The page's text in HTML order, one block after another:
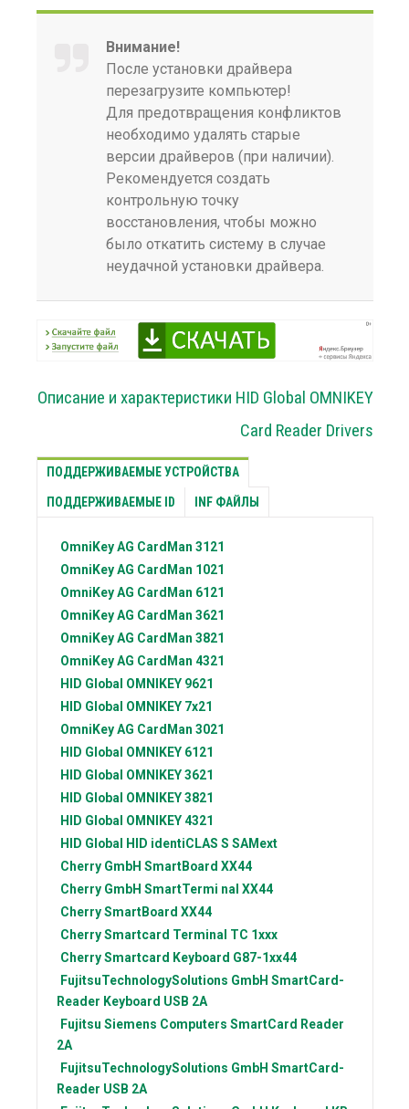
Внимание!
После установки драйвера
перезагрузите компьютер!
Для предотвращения конфликтов
необходимо удалять старые
версии драйверов (при наличии).
Рекомендуется создать
контрольную точку
восстановления, чтобы можно
было откатить систему в случае
неудачной установки драйвера.
Описание и характеристики HID Global OMNIKEY
Card Reader Drivers
ПОДДЕРЖИВАЕМЫЕ УСТРОЙСТВА
ПОДДЕРЖИВАЕМЫЕ ID INF ФАЙЛЫ
OmniKey AG CardMan 3121
OmniKey AG CardMan 1021
OmniKey AG CardMan 6121
OmniKey AG CardMan 3621
OmniKey AG CardMan 3821
OmniKey AG CardMan 4321
HID Global OMNIKEY 9621
HID Global OMNIKEY 7x21
OmniKey AG CardMan 3021
HID Global OMNIKEY 6121
HID Global OMNIKEY 3621
HID Global OMNIKEY 3821
HID Global OMNIKEY 4321
HID Global
HID identiCLAS S SAMext
Cherry GmbH SmartBoard XX44
Cherry GmbH SmartTermi nal XX44
CherrySmartBoard XX44
CherrySmartcard Terminal TC 1xxx
CherrySmartcard Keyboard G87-1xx44
FujitsuTechnologySolutions GmbH SmartCard-
Reader Keyboard USB 2A
Fujitsu Siemens Computers SmartCard Reader
2A
FujitsuTechnologySolutions GmbH SmartCard-
Reader USB 2A